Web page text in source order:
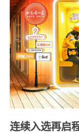
连续入选再启